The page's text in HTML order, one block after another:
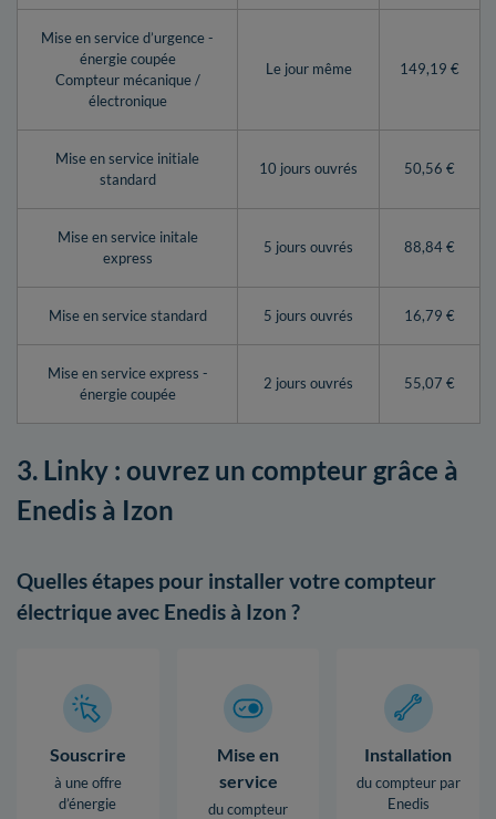
Mise en service d’urgence -
énergie coupée
Compteur mécanique /
électronique
Le jour même 149,19 €
Mise en service initiale
standard
10 jours ouvrés 50,56 €
Mise en service initale
express
5 jours ouvrés 88,84 €
Mise en service standard 5 jours ouvrés 16,79 €
Mise en service express -
énergie coupée
2 jours ouvrés 55,07 €
3. Linky : ouvrez un compteur grâce à
Enedis à Izon
Quelles étapes pour installer votre compteur
électrique avec Enedis à Izon ?
Souscrire
à une offre
d’énergie
Mise en
service
du compteur
Installation
du compteur par
Enedis